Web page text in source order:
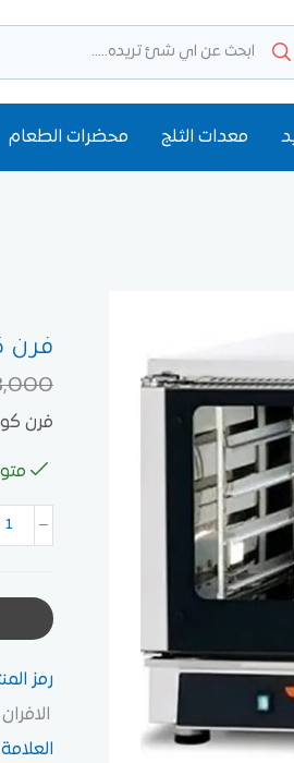
معدات الثلج محضرات الطعام
فرن كونفكشن 4
فرن كونفكشن 4 صواني
رمز